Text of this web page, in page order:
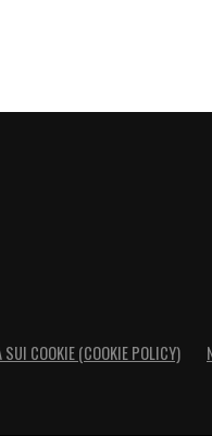
SUI COOKIE (COOKIE POLICY)